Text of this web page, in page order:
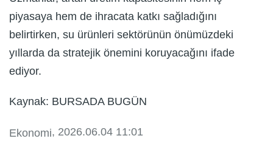
piyasaya hem de ihracata katkı sağladığını
belirtirken, su ürünleri sektörünün önümüzdeki
yıllarda da stratejik önemini koruyacağını ifade
ediyor.
Kaynak: BURSADA BUGÜN
Ekonomi, 2026.06.04 11:01